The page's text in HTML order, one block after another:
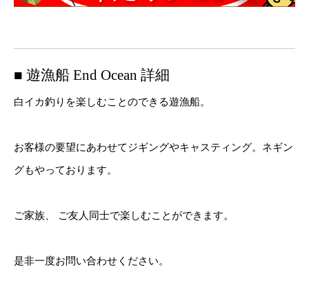
■ 遊漁船 End Ocean 詳細
白イカ釣りを楽しむことのできる遊漁船。
お客様の要望にあわせてジギングやキャスティング。ネギン
グもやっております。
ご家族、 ご友人同士で楽しむことができます。
是非一度お問い合わせください。